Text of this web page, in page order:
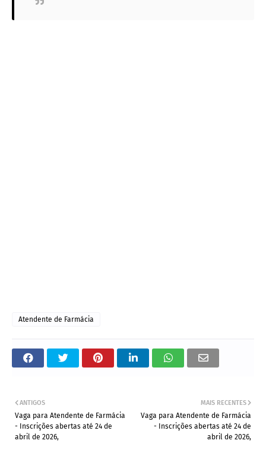
Atendente de Farmácia
MAIS RECENTES
Vaga para Atendente de Farmácia
- Inscrições abertas até 24 de
abril de 2026,
ANTIGOS
Vaga para Atendente de Farmácia
- Inscrições abertas até 24 de
abril de 2026,